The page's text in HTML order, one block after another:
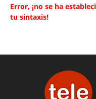
Error, ¡no se ha
tu sintaxis!